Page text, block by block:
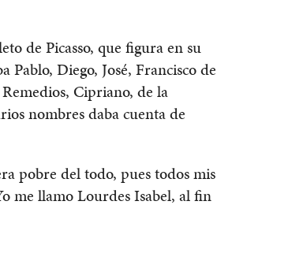
de Picasso, que figura en su
Pablo, Diego, José, Francisco de
Cipriano, de la
nombres daba cuenta de
pobre del todo, pues todos mis
me llamo Lourdes Isabel, al fin